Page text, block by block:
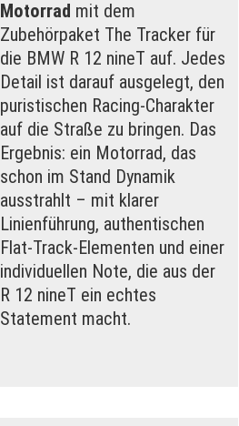
Motorrad mit dem
Zubehörpaket The Tracker für
die BMW R 12 nineT auf. Jedes
Detail ist darauf ausgelegt, den
puristischen Racing-Charakter
auf die Straße zu bringen. Das
Ergebnis: ein Motorrad, das
schon im Stand Dynamik
ausstrahlt – mit klarer
Linienführung, authentischen
Flat-Track-Elementen und einer
individuellen Note, die aus der
R 12 nineT ein echtes
Statement macht.